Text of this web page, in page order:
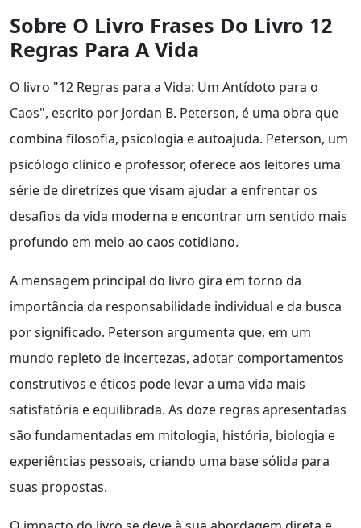
Sobre O Livro Frases Do Livro 12
Regras Para A Vida
O livro "12 Regras para a Vida: Um Antídoto para o
Caos", escrito por Jordan B. Peterson, é uma obra que
combina filosofia, psicologia e autoajuda. Peterson, um
psicólogo clínico e professor, oferece aos leitores uma
série de diretrizes que visam ajudar a enfrentar os
desafios da vida moderna e encontrar um sentido mais
profundo em meio ao caos cotidiano.
A mensagem principal do livro gira em torno da
importância da responsabilidade individual e da busca
por significado. Peterson argumenta que, em um
mundo repleto de incertezas, adotar comportamentos
construtivos e éticos pode levar a uma vida mais
satisfatória e equilibrada. As doze regras apresentadas
são fundamentadas em mitologia, história, biologia e
experiências pessoais, criando uma base sólida para
suas propostas.